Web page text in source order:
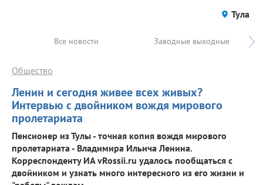
Тула
Все новости Заводные выходные
Ленин и сегодня живее всех живых?
Интервью с двойником вождя мирового
пролетариата
Общество
Пенсионер из Тулы - точная копия вождя мирового
пролетариата - Владимира Ильича Ленина.
Корреспонденту ИА vRossii.ru удалось пообщаться с
двойником и узнать много интересного из его жизни и